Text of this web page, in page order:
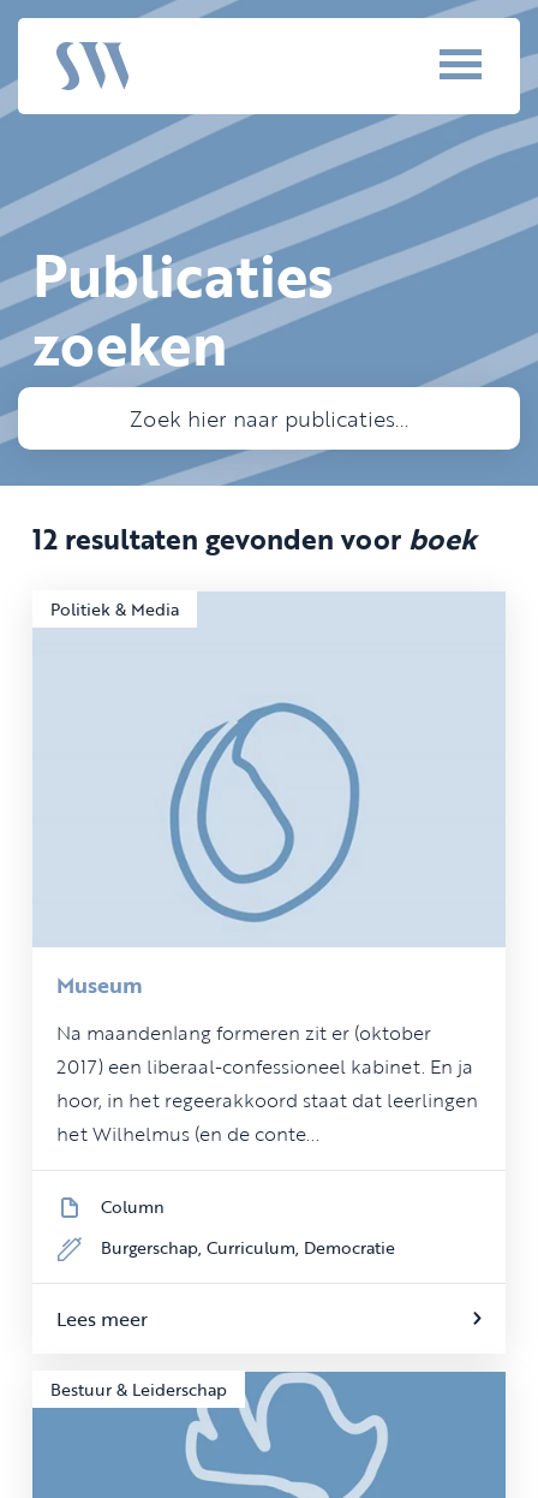
Publicaties
zoeken
12 resultaten gevonden voor boek
Politiek & Media
Museum
Na maandenlang formeren zit er (oktober
2017) een liberaal-confessioneel kabinet. En ja
hoor, in het regeerakkoord staat dat leerlingen
het Wilhelmus (en de conte...
Column
Burgerschap, Curriculum, Democratie
Lees meer
Bestuur & Leiderschap